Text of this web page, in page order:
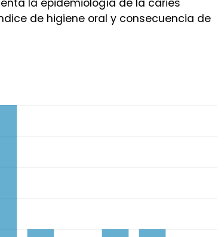
la epidemiología de la caries
de higiene oral y consecuencia de